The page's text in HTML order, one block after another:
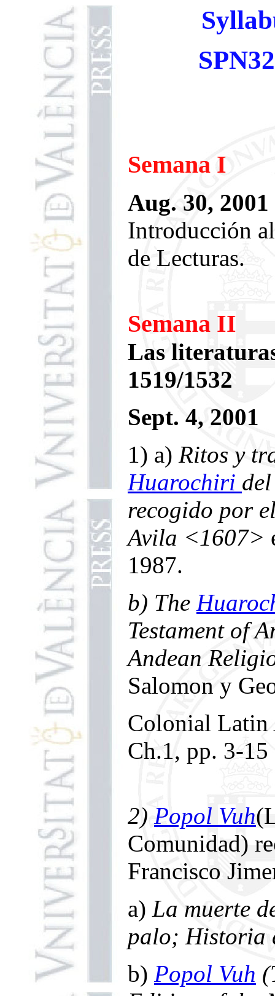
Semana I
Aug. 30, 2001
Introducción
de Lecturas.
Semana II
Las
1519/1532
Sept. 4, 2001
1) a) Ritos y
Huarochiri
recogido por
Avila <1607>
1987.
b) The
Testament of
Andean
Salomon y
Colonial
Ch.1, pp. 3-15
2) Popol Vuh
Comunidad)
Francisco
a) La muerte
palo; Historia
b) Popol Vuh